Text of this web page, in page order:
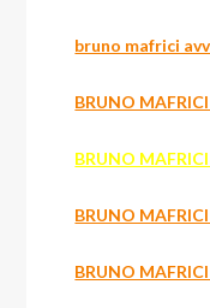
bruno mafrici
BRUNO
BRUNO
BRUNO
BRUNO